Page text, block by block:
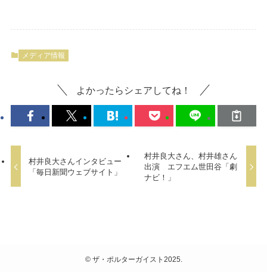
メディア情報
よかったらシェアしてね！
村井良大さんインタビュー
「毎日新聞ウェブサイト」
村井良大さん、村井雄さん
出演 エフエム世田谷「劇
ナビ！」
©ザ・ポルターガイスト2025.